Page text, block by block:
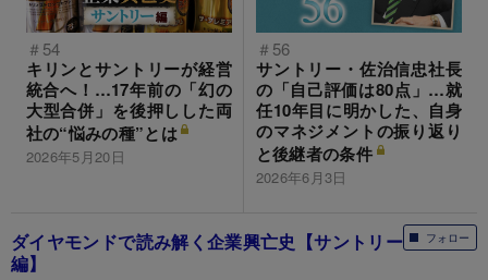
＃54
キリンとサントリーが経営
統合へ！…17年前の「幻の
大型合併」を後押しした両
社の“悩みの種”とは
2026年5月20日
＃56
サントリー・佐治信忠社長
の「自己評価は80点」…就
任10年目に明かした、自身
のマネジメントの振り返り
と後継者の条件
2026年6月3日
フォロー
ダイヤモンドで読み解く企業興亡史【サントリー
編】